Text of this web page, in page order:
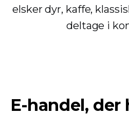
elsker dyr, kaffe,
deltage i
E-handel, der